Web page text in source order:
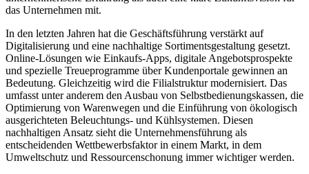
das Unternehmen mit.
In den letzten Jahren hat die Geschäftsführung verstärkt auf
Digitalisierung und eine nachhaltige Sortimentsgestaltung gesetzt.
Online-Lösungen wie Einkaufs-Apps, digitale Angebotsprospekte
und spezielle Treueprogramme über Kundenportale gewinnen an
Bedeutung. Gleichzeitig wird die Filialstruktur modernisiert. Das
umfasst unter anderem den Ausbau von Selbstbedienungskassen, die
Optimierung von Warenwegen und die Einführung von ökologisch
ausgerichteten Beleuchtungs- und Kühlsystemen. Diesen
nachhaltigen Ansatz sieht die Unternehmensführung als
entscheidenden Wettbewerbsfaktor in einem Markt, in dem
Umweltschutz und Ressourcenschonung immer wichtiger werden.